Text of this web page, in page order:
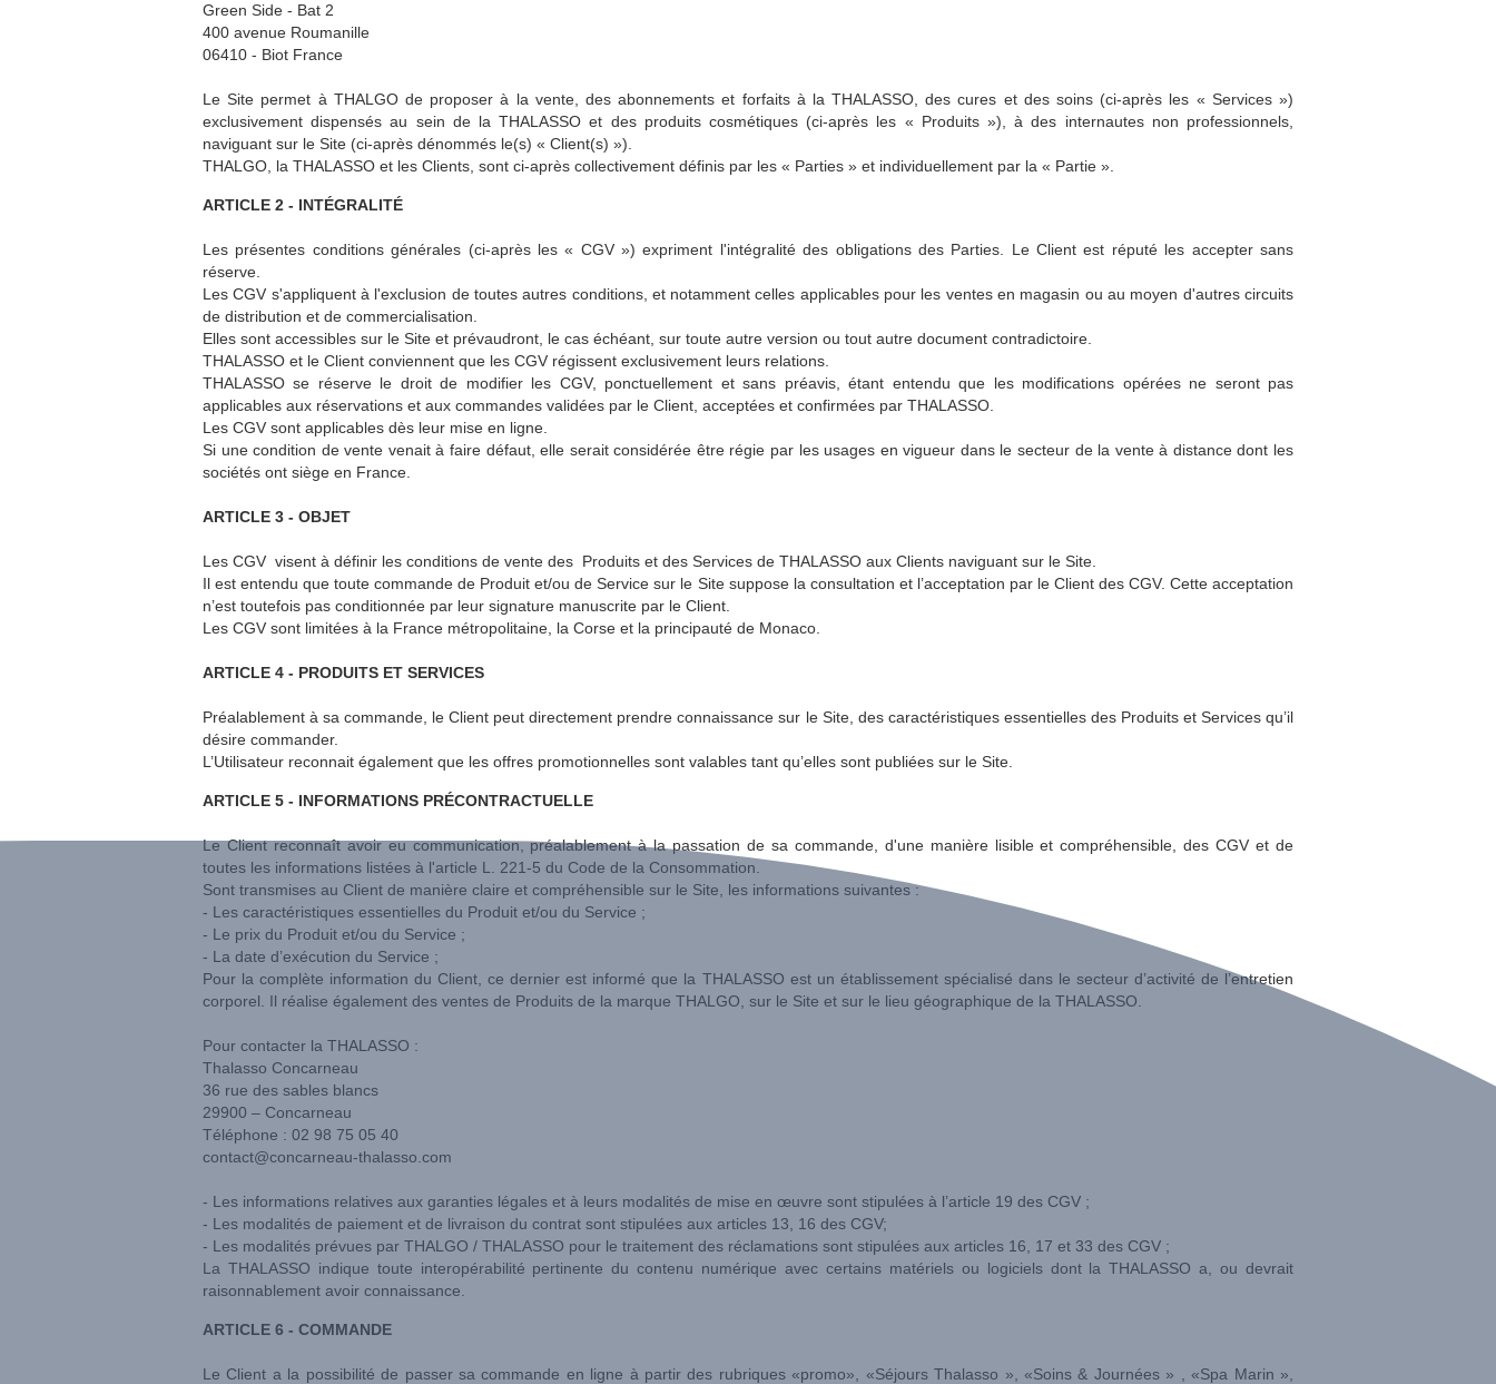
Green Side - Bat 2
400 avenue Roumanille
06410 - Biot France
Le Site permet à THALGO de proposer à la vente, des abonnements et forfaits à la THALASSO, des cures et des soins (ci-après les « Services »)
exclusivement dispensés au sein de la THALASSO et des produits cosmétiques (ci-après les « Produits »), à des internautes non professionnels,
naviguant sur le Site (ci-après dénommés le(s) « Client(s) »).
THALGO, la THALASSO et les Clients, sont ci-après collectivement définis par les « Parties » et individuellement par la « Partie ».
ARTICLE 2 - INTÉGRALITÉ
Les présentes conditions générales (ci-après les « CGV ») expriment l'intégralité des obligations des Parties. Le Client est réputé les accepter sans
réserve.
Les CGV s'appliquent à l'exclusion de toutes autres conditions, et notamment celles applicables pour les ventes en magasin ou au moyen d'autres circuits
de distribution et de commercialisation.
Elles sont accessibles sur le Site et prévaudront, le cas échéant, sur toute autre version ou tout autre document contradictoire.
THALASSO et le Client conviennent que les CGV régissent exclusivement leurs relations.
THALASSO se réserve le droit de modifier les CGV, ponctuellement et sans préavis, étant entendu que les modifications opérées ne seront pas
applicables aux réservations et aux commandes validées par le Client, acceptées et confirmées par THALASSO.
Les CGV sont applicables dès leur mise en ligne.
Si une condition de vente venait à faire défaut, elle serait considérée être régie par les usages en vigueur dans le secteur de la vente à distance dont les
sociétés ont siège en France.
ARTICLE 3 - OBJET
Les CGV visent à définir les conditions de vente des Produits et des Services de THALASSO aux Clients naviguant sur le Site.
Il est entendu que toute commande de Produit et/ou de Service sur le Site suppose la consultation et l’acceptation par le Client des CGV. Cette acceptation
n’est toutefois pas conditionnée par leur signature manuscrite par le Client.
Les CGV sont limitées à la France métropolitaine, la Corse et la principauté de Monaco.
ARTICLE 4 - PRODUITS ET SERVICES
Préalablement à sa commande, le Client peut directement prendre connaissance sur le Site, des caractéristiques essentielles des Produits et Services qu’il
désire commander.
L’Utilisateur reconnait également que les offres promotionnelles sont valables tant qu’elles sont publiées sur le Site.
ARTICLE 5 - INFORMATIONS PRÉCONTRACTUELLE
Le Client reconnaît avoir eu communication, préalablement à la passation de sa commande, d'une manière lisible et compréhensible, des CGV et de
toutes les informations listées à l'article L. 221-5 du Code de la Consommation.
Sont transmises au Client de manière claire et compréhensible sur le Site, les informations suivantes :
- Les caractéristiques essentielles du Produit et/ou du Service ;
- Le prix du Produit et/ou du Service ;
- La date d’exécution du Service ;
Pour la complète information du Client, ce dernier est informé que la THALASSO est un établissement spécialisé dans le secteur d’activité de l’entretien
corporel. Il réalise également des ventes de Produits de la marque THALGO, sur le Site et sur le lieu géographique de la THALASSO.
Pour contacter la THALASSO :
Thalasso Concarneau
36 rue des sables blancs
29900 – Concarneau
Téléphone : 02 98 75 05 40
contact@concarneau-thalasso.com
- Les informations relatives aux garanties légales et à leurs modalités de mise en œuvre sont stipulées à l’article 19 des CGV ;
- Les modalités de paiement et de livraison du contrat sont stipulées aux articles 13, 16 des CGV;
- Les modalités prévues par THALGO / THALASSO pour le traitement des réclamations sont stipulées aux articles 16, 17 et 33 des CGV ;
La THALASSO indique toute interopérabilité pertinente du contenu numérique avec certains matériels ou logiciels dont la THALASSO a, ou devrait
raisonnablement avoir connaissance.
ARTICLE 6 - COMMANDE
Le Client a la possibilité de passer sa commande en ligne à partir des rubriques «promo», «Séjours Thalasso », «Soins & Journées » , «Spa Marin »,